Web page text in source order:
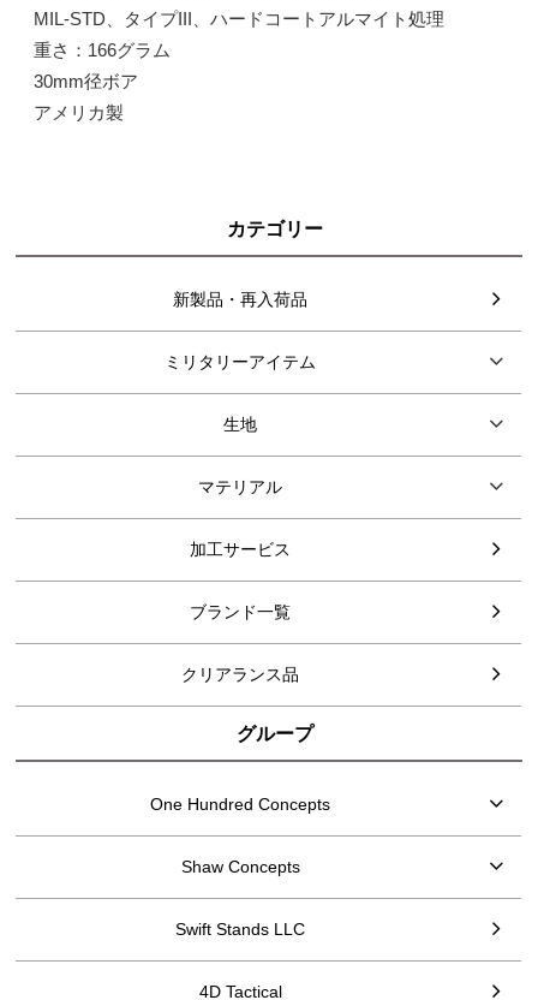
MIL-STD、タイプIII、ハードコートアルマイト処理
重さ：166グラム
30mm径ボア
アメリカ製
カテゴリー
新製品・再入荷品
ミリタリーアイテム
生地
マテリアル
加工サービス
ブランド一覧
クリアランス品
グループ
One Hundred Concepts
Shaw Concepts
Swift Stands LLC
4D Tactical